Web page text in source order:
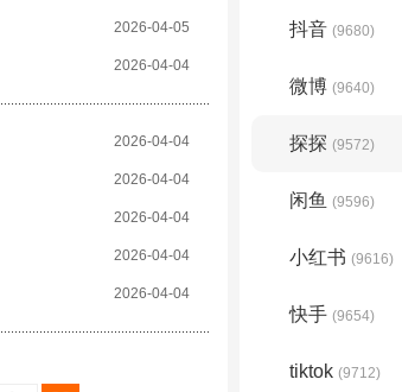
2026-04-05
2026-04-04
2026-04-04
2026-04-04
2026-04-04
2026-04-04
2026-04-04
抖音 (9680)
微博 (9640)
探探 (9572)
闲鱼 (9596)
小红书 (9616)
快手 (9654)
tiktok (9712)